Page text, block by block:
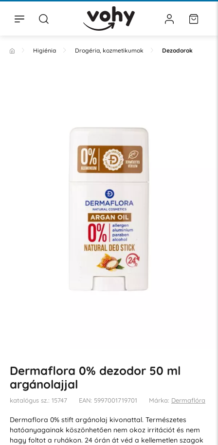
Higiénia Drogéria, kozmetikumok Dezodorok
Dermaflora 0% dezodor 50 ml
argánolajjal
katalógus sz.: 15747 EAN: 5997001719701 Márka: Dermaflóra
Dermaflora 0% stift argánolaj kivonattal. Természetes
hatóanyagainak köszönhetően nem okoz irritációt és nem
hagy foltot a ruhákon. 24 órán át véd a kellemetlen szagok